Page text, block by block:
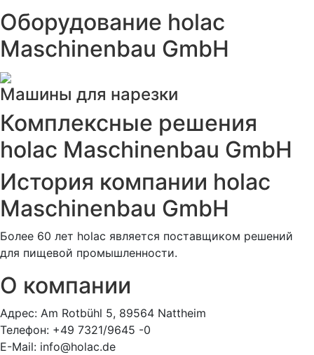
Оборудование holac
Maschinenbau GmbH
Машины для нарезки
Комплексные решения
holac Maschinenbau GmbH
История компании holac
Maschinenbau GmbH
Более 60 лет holac является поставщиком решений
для пищевой промышленности.
О компании
Адрес: Am Rotbühl 5, 89564 Nattheim
Телефон: +49 7321/9645 -0
E-Mail: info@holac.de